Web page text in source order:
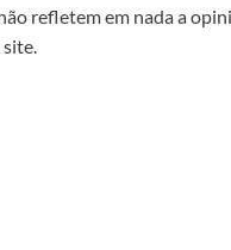
refletem em nada a